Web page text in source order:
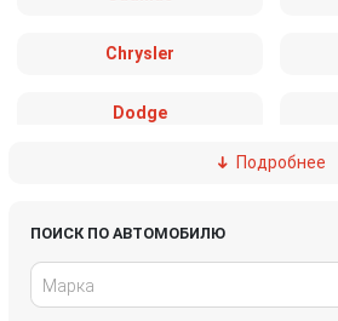
Chrysler
Dodge
Honda
Подробнее
ПОИСК ПО АВТОМОБИЛЮ
Марка